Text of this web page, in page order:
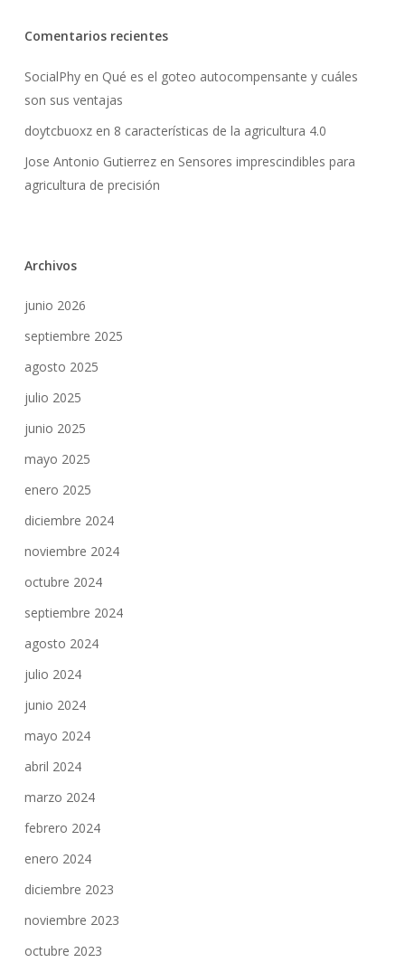
Comentarios recientes
SocialPhyen Qué es el goteo autocompensante y cuáles
son sus ventajas
doytcbuoxzen 8 características de la agricultura 4.0
Jose Antonio Gutierrezen Sensores imprescindibles para
agricultura de precisión
Archivos
junio 2026
septiembre 2025
agosto 2025
julio 2025
junio 2025
mayo 2025
enero 2025
diciembre 2024
noviembre 2024
octubre 2024
septiembre 2024
agosto 2024
julio 2024
junio 2024
mayo 2024
abril 2024
marzo 2024
febrero 2024
enero 2024
diciembre 2023
noviembre 2023
octubre 2023